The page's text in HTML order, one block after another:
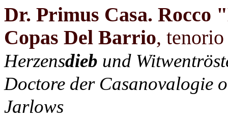
Dr. Primus Casa. Rocco
Copas Del Barrio,
Herzensdieb und
Doctore der Casanovalogie
Jarlows